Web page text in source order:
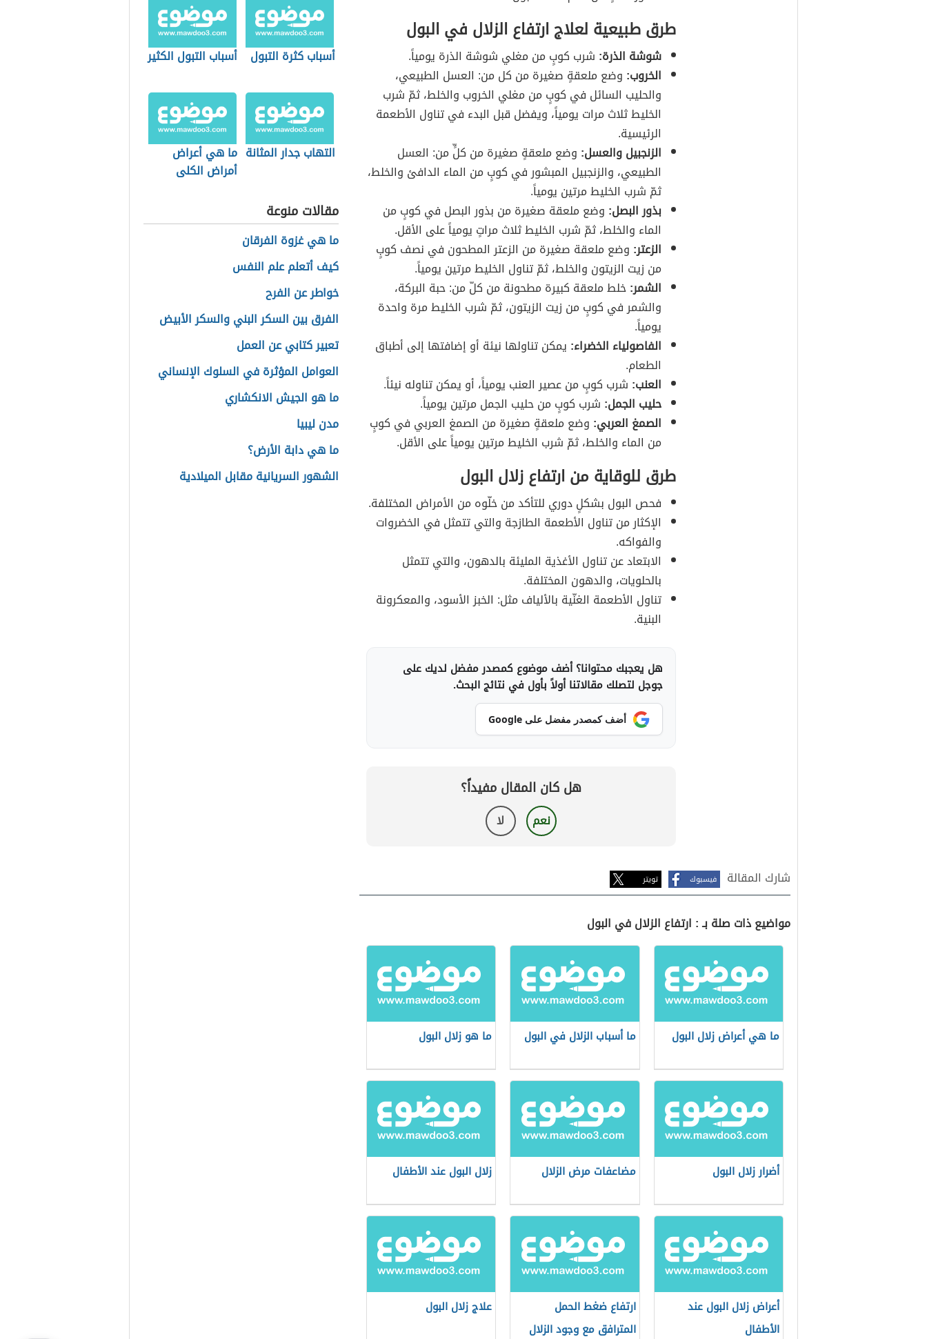
طرق طبيعية لعلاج ارتفاع الزلال في البول
شوشة الذرة: شرب كوبٍ من مغلي شوشة الذرة يومياً.
الخروب: وضع ملعقةٍ صغيرة من كل من: العسل الطبيعي،
والحليب السائل في كوبٍ من مغلي الخروب والخلط، ثمّ شرب
الخليط ثلاث مرات يومياً، ويفضل قبل البدء في تناول الأطعمة
الرئيسية.
الزنجبيل والعسل: وضع ملعقةٍ صغيرة من كلٍّ من: العسل
الطبيعي، والزنجبيل المبشور في كوبٍ من الماء الدافئ والخلط،
ثمّ شرب الخليط مرتين يومياً.
بذور البصل: وضع ملعقة صغيرة من بذور البصل في كوبٍ من
الماء والخلط، ثمّ شرب الخليط ثلاث مراتٍ يومياً على الأقل.
الزعتر: وضع ملعقة صغيرة من الزعتر المطحون في نصف كوبٍ
من زيت الزيتون والخلط، ثمّ تناول الخليط مرتين يومياً.
الشمر:خلط ملعقة كبيرة مطحونة من كلّ من: حبة البركة،
والشمر في كوبٍ من زيت الزيتون، ثمّ شرب الخليط مرة واحدة
يومياً.
الفاصولياء الخضراء: يمكن تناولها نيئة أو إضافتها إلى أطباق
الطعام.
العنب: شرب كوبٍ من عصير العنب يومياً، أو يمكن تناوله نيئاً.
حليب الجمل: شرب كوبٍ من حليب الجمل مرتين يومياً.
الصمغ العربي: وضع ملعقةٍ صغيرة من الصمغ العربي في كوبٍ
من الماء والخلط، ثمّ شرب الخليط مرتين يومياً على الأقل.
طرق للوقاية من ارتفاع زلال البول
فحص البول بشكلٍ دوري للتأكد من خلّوه من الأمراض المختلفة.
الإكثار من تناول الأطعمة الطازجة والتي تتمثل في الخضروات
والفواكه.
الابتعاد عن تناول الأغذية المليئة بالدهون، والتي تتمثل
بالحلويات، والدهون المختلفة.
تناول الأطعمة الغنّية بالألياف مثل: الخبز الأسود، والمعكرونة
البنية.
هل يعجبك محتوانا؟ أضف موضوع كمصدر مفضل لديك على
جوجل لتصلك مقالاتنا أولاً بأول في نتائج البحث.
أضف كمصدر مفضل على Google
هل كان المقال مفيداً؟
نعم لا
شارك المقالة فيسبوك تويتر
مواضيع ذات صلة بـ : ارتفاع الزلال في البول
ما هي أعراض زلال البول ما أسباب الزلال في البول ما هو زلال البول
أضرار زلال البول مضاعفات مرض الزلال زلال البول عند الأطفال
أعراض زلال البول عند
الأطفال
ارتفاع ضغط الحمل
المترافق مع وجود الزلال
علاج زلال البول
أسباب كثرة التبول أسباب التبول الكثير
التهاب جدار المثانة ما هي أعراض
أمراض الكلى
مقالات منوعة
ما هي غزوة الفرقان
كيف أتعلم علم النفس
خواطر عن الفرح
الفرق بين السكر البني والسكر الأبيض
تعبير كتابي عن العمل
العوامل المؤثرة في السلوك الإنساني
ما هو الجيش الانكشاري
مدن ليبيا
ما هي دابة الأرض؟
الشهور السريانية مقابل الميلادية